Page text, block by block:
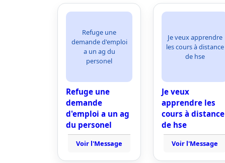
Refuge une
demande d'emploi
a un ag du
personel
Refuge une
demande
d'emploi a un ag
du personel
Voir l'Message
Je veux apprendre
les cours à distance
de hse
Je veux
apprendre les
cours à distance
de hse
Voir l'Message